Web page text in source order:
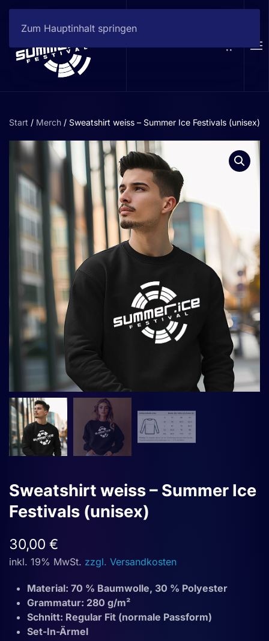
Zum Hauptinhalt springen
Start / Merch / Sweatshirt weiss – Summer Ice Festivals (unisex)
Sweatshirt weiss – Summer Ice
Festivals (unisex)
30,00 €
inkl. 19% MwSt. zzgl. Versandkosten
Material: 70 % Baumwolle, 30 % Polyester
Grammatur: 280 g/m²
Schnitt: Regular Fit (normale Passform)
Set-In-Ärmel